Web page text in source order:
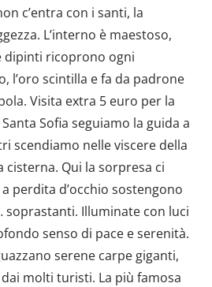
c’entra con i santi, la
L’interno è maestoso,
dipinti ricoprono ogni
l’oro scintilla e fa da padrone
Visita extra 5 euro per la
Sofia seguiamo la guida a
scendiamo nelle viscere della
Qui la sorpresa ci
perdita d’occhio sostengono
soprastanti. Illuminate con luci
senso di pace e serenità.
serene carpe giganti,
molti turisti. La più famosa